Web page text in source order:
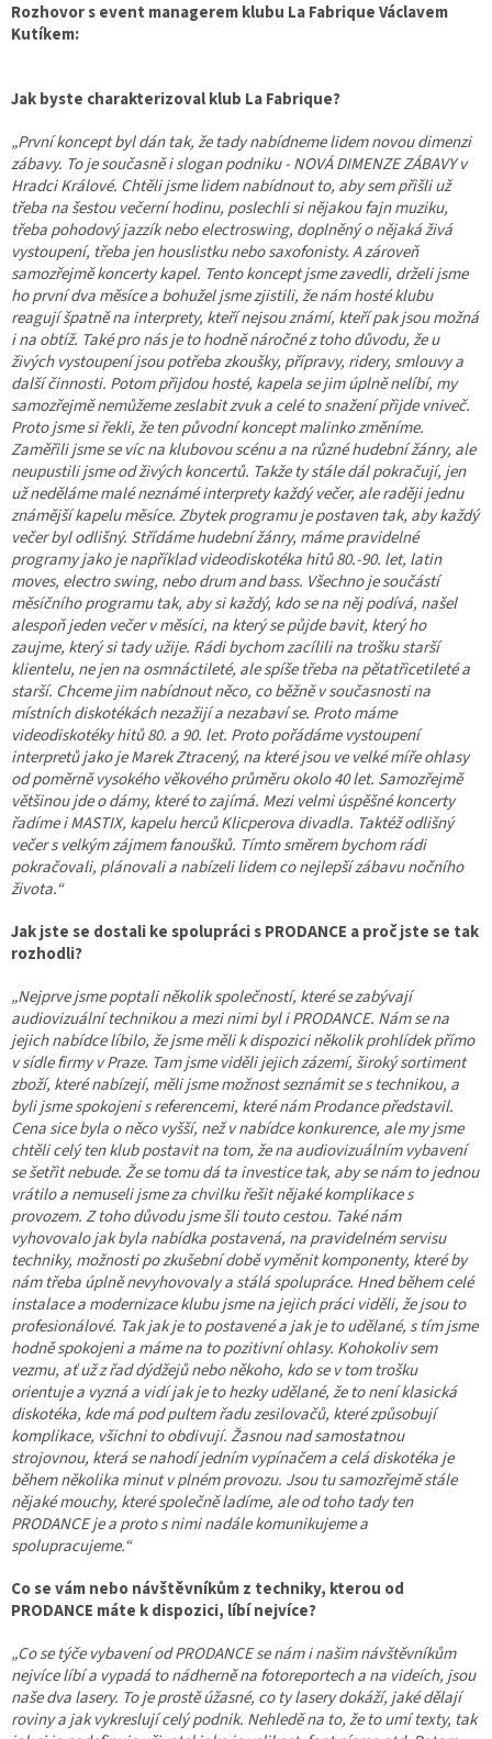
Rozhovor s event managerem klubu La Fabrique Václavem
Kutíkem:
Jak byste charakterizoval klub La Fabrique?
„První koncept byl dán tak, že tady nabídneme lidem novou dimenzi
zábavy. To je současně i slogan podniku - NOVÁ DIMENZE ZÁBAVY v
Hradci Králové. Chtěli jsme lidem nabídnout to, aby sem přišli už
třeba na šestou večerní hodinu, poslechli si nějakou fajn muziku,
třeba pohodový jazzík nebo electroswing, doplněný o nějaká živá
vystoupení, třeba jen houslistku nebo saxofonisty. A zároveň
samozřejmě koncerty kapel. Tento koncept jsme zavedli, drželi jsme
ho první dva měsíce a bohužel jsme zjistili, že nám hosté klubu
reagují špatně na interprety, kteří nejsou známí, kteří pak jsou možná
i na obtíž. Také pro nás je to hodně náročné z toho důvodu, že u
živých vystoupení jsou potřeba zkoušky, přípravy, ridery, smlouvy a
další činnosti. Potom přijdou hosté, kapela se jim úplně nelíbí, my
samozřejmě nemůžeme zeslabit zvuk a celé to snažení přijde vniveč.
Proto jsme si řekli, že ten původní koncept malinko změníme.
Zaměřili jsme se víc na klubovou scénu a na různé hudební žánry, ale
neupustili jsme od živých koncertů. Takže ty stále dál pokračují, jen
už neděláme malé neznámé interprety každý večer, ale raději jednu
známější kapelu měsíce. Zbytek programu je postaven tak, aby každý
večer byl odlišný. Střídáme hudební žánry, máme pravidelné
programy jako je například videodiskotéka hitů 80.-90. let, latin
moves, electro swing, nebo drum and bass. Všechno je součástí
měsíčního programu tak, aby si každý, kdo se na něj podívá, našel
alespoň jeden večer v měsíci, na který se půjde bavit, který ho
zaujme, který si tady užije. Rádi bychom zacílili na trošku starší
klientelu, ne jen na osmnáctileté, ale spíše třeba na pětatřicetileté a
starší. Chceme jim nabídnout něco, co běžně v současnosti na
místních diskotékách nezažijí a nezabaví se. Proto máme
videodiskotéky hitů 80. a 90. let. Proto pořádáme vystoupení
interpretů jako je Marek Ztracený, na které jsou ve velké míře ohlasy
od poměrně vysokého věkového průměru okolo 40 let. Samozřejmě
většinou jde o dámy, které to zajímá. Mezi velmi úspěšné koncerty
řadíme i MASTIX, kapelu herců Klicperova divadla. Taktéž odlišný
večer s velkým zájmem fanoušků. Tímto směrem bychom rádi
pokračovali, plánovali a nabízeli lidem co nejlepší zábavu nočního
života.“
Jak jste se dostali ke spolupráci s PRODANCE a proč jste se tak
rozhodli?
„Nejprve jsme poptali několik společností, které se zabývají
audiovizuální technikou a mezi nimi byl i PRODANCE. Nám se na
jejich nabídce líbilo, že jsme měli k dispozici několik prohlídek přímo
v sídle firmy v Praze. Tam jsme viděli jejich zázemí, široký sortiment
zboží, které nabízejí, měli jsme možnost seznámit se s technikou, a
byli jsme spokojeni s referencemi, které nám Prodance představil.
Cena sice byla o něco vyšší, než v nabídce konkurence, ale my jsme
chtěli celý ten klub postavit na tom, že na audiovizuálním vybavení
se šetřit nebude. Že se tomu dá ta investice tak, aby se nám to jednou
vrátilo a nemuseli jsme za chvilku řešit nějaké komplikace s
provozem. Z toho důvodu jsme šli touto cestou. Také nám
vyhovovalo jak byla nabídka postavená, na pravidelném servisu
techniky, možnosti po zkušební době vyměnit komponenty, které by
nám třeba úplně nevyhovovaly a stálá spolupráce. Hned během celé
instalace a modernizace klubu jsme na jejich práci viděli, že jsou to
profesionálové. Tak jak je to postavené a jak je to udělané, s tím jsme
hodně spokojeni a máme na to pozitivní ohlasy. Kohokoliv sem
vezmu, ať už z řad dýdžejů nebo někoho, kdo se v tom trošku
orientuje a vyzná a vidí jak je to hezky udělané, že to není klasická
diskotéka, kde má pod pultem řadu zesilovačů, které způsobují
komplikace, všichni to obdivují. Žasnou nad samostatnou
strojovnou, která se nahodí jedním vypínačem a celá diskotéka je
během několika minut v plném provozu. Jsou tu samozřejmě stále
nějaké mouchy, které společně ladíme, ale od toho tady ten
PRODANCE je a proto s nimi nadále komunikujeme a
spolupracujeme.“
Co se vám nebo návštěvníkům z techniky, kterou od
PRODANCE máte k dispozici, líbí nejvíce?
„Co se týče vybavení od PRODANCE se nám i našim návštěvníkům
nejvíce líbí a vypadá to nádherně na fotoreportech a na videích, jsou
naše dva lasery. To je prostě úžasné, co ty lasery dokáží, jaké dělají
roviny a jak vykreslují celý podnik. Nehledě na to, že to umí texty, tak